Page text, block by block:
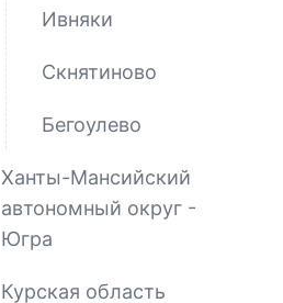
Ивняки
Скнятиново
Бегоулево
Ханты-Мансийский
автономный округ -
Югра
Курская область